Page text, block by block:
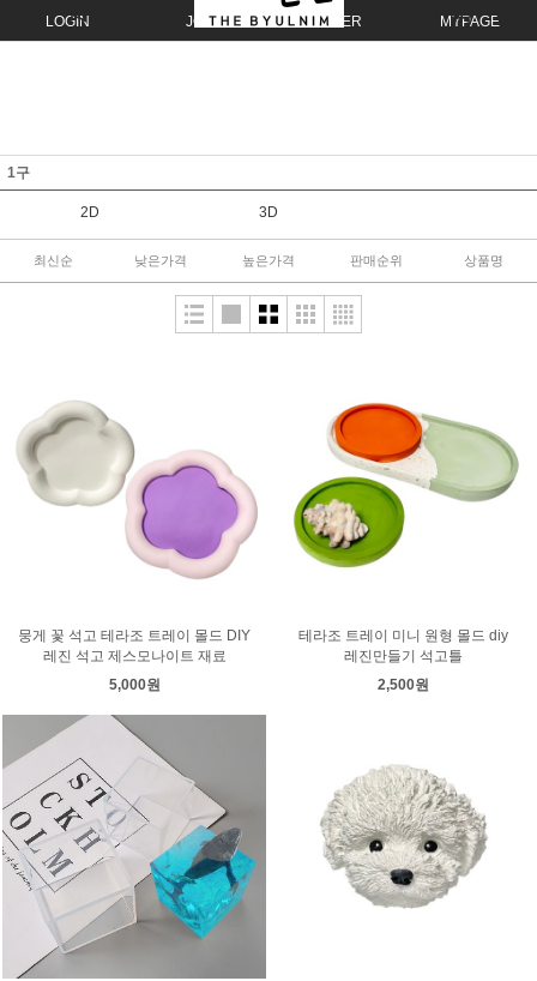
LOGIN JOIN ORDER MYPAGE
1구
2D 3D
최신순 낮은가격 높은가격 판매순위 상품명
뭉게 꽃 석고 테라조 트레이 몰드 DIY
레진 석고 제스모나이트 재료
5,000원
테라조 트레이 미니 원형 몰드 diy
레진만들기 석고틀
2,500원